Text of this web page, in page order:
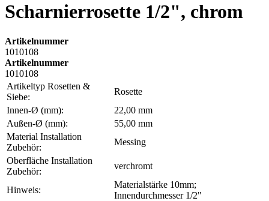
Scharnierrosette 1/2", chrom
Artikelnummer
1010108
Artikelnummer
1010108
Artikeltyp Rosetten &
Siebe:
Rosette
Innen-Ø (mm):
22,00 mm
Außen-Ø (mm):
55,00 mm
Material Installation
Zubehör:
Messing
Oberfläche Installation
Zubehör:
verchromt
Hinweis:
Materialstärke 10mm;
Innendurchmesser 1/2"